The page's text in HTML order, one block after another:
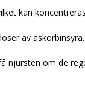
kan
av askorbinsyra.
njursten om de